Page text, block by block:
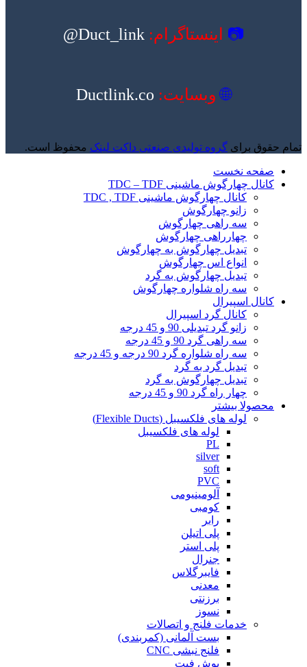
📷 اینستاگرام:
🌐 وبسایت:
تمام حقوق برای گروه تولیدی صنعتی داکت لینک محفوظ است.
صفحه نخست
کانال چهارگوش ماشینی TDC – TDF
کانال چهارگوش ماشینی TDC , TDF
زانو چهارگوش
سه راهی چهارگوش
چهارراهی چهارگوش
تبدیل چهارگوش به چهارگوش
انواع اس چهارگوش
تبدیل چهارگوش به گرد
سه راه شلواره چهارگوش
کانال اسپیرال
کانال گرد اسپیرال
زانو گرد تبدیلی 90 و 45 درجه
سه راهی گرد 90 و 45 درجه
سه راه شلواره گرد 90 درجه و 45 درجه
تبدیل گرد به گرد
تبدیل چهارگوش به گرد
چهار راه گرد 90 و 45 درجه
محصولا بیشتر
لوله های فلکسیبل (Flexible Ducts)
لوله های فلکسیبل
PL
silver
soft
PVC
آلومینیومی
کومبی
رابر
پلی اتیلن
پلی استر
جنرال
فایبرگلاس
معدنی
برزنتی
نسوز
خدمات فلنج و اتصالات
بست آلمانی (کمربندی)
فلنج نبشی CNC
پوش فیت